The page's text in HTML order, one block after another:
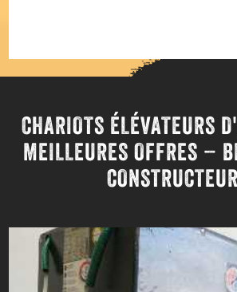
CHARIOTS ÉLÉVATEURS
MEILLEURES OFFRES –